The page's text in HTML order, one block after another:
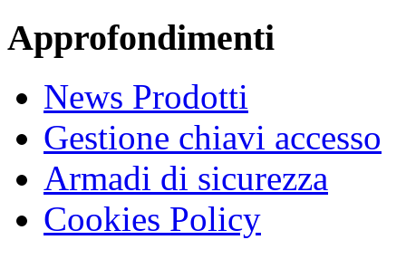
Approfondimenti
News Prodotti
Gestione chiavi accesso
Armadi di sicurezza
Cookies Policy